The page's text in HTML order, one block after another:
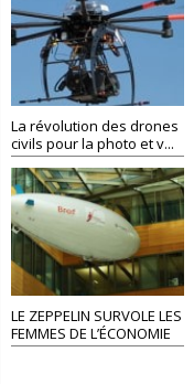
La révolution des drones
civils pour la photo et v...
LE ZEPPELIN SURVOLE LES
FEMMES DE L’ÉCONOMIE